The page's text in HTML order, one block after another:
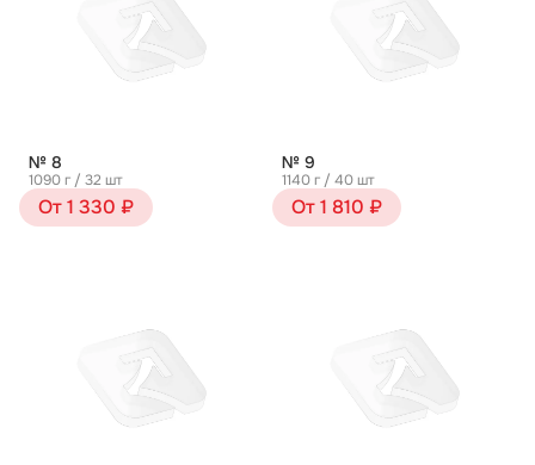
№ 8
1090 г / 32 шт
От 1 330 ₽
№ 9
1140 г / 40 шт
От 1 810 ₽